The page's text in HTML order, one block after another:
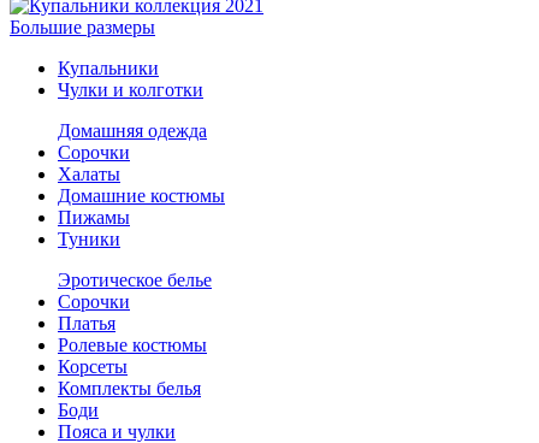
Большие размеры
Купальники
Чулки и колготки
Домашняя одежда
Сорочки
Халаты
Домашние костюмы
Пижамы
Туники
Эротическое белье
Сорочки
Платья
Ролевые костюмы
Корсеты
Комплекты белья
Боди
Пояса и чулки